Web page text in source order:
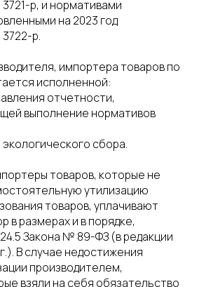
р, и нормативами
на 2023 год
р.
импортера товаров по
исполненной:
отчетности,
выполнение нормативов
экологического сбора.
товаров, которые не
утилизацию
товаров, уплачивают
в размерах и в порядке,
Закона № 89-ФЗ (в редакции
В случае недостижения
производителем,
взяли на себя обязательство